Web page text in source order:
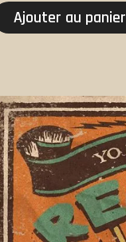
Ajouter au panier